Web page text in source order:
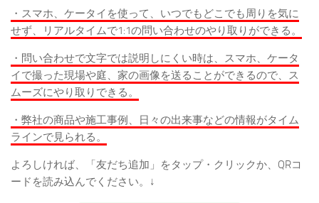
・スマホ、ケータイを使って、いつでもどこでも周りを気に
せず、リアルタイムで1:1の問い合わせのやり取りができる。
・問い合わせで文字では説明しにくい時は、スマホ、ケータ
イで撮った現場や庭、家の画像を送ることができるので、ス
ムーズにやり取りできる。
・弊社の商品や施工事例、日々の出来事などの情報がタイム
ラインで見られる。
よろしければ、「友だち追加」をタップ・クリックか、QRコ
ードを読み込んでください。↓